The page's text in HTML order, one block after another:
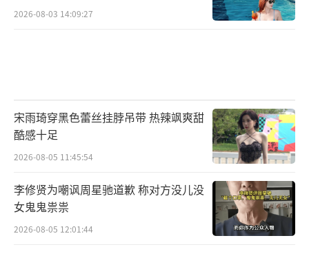
2026-08-03 14:09:27
宋雨琦穿黑色蕾丝挂脖吊带 热辣飒爽甜
酷感十足
2026-08-05 11:45:54
李修贤为嘲讽周星驰道歉 称对方没儿没
女鬼鬼祟祟
2026-08-05 12:01:44